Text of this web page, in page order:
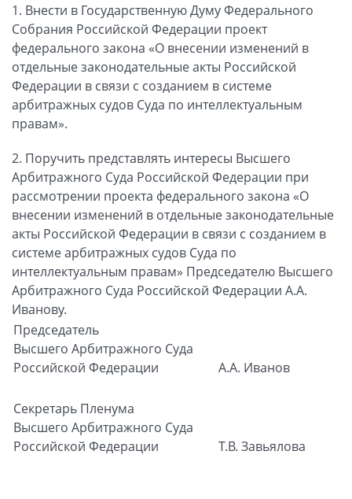
1. Внести в Государственную Думу Федерального
Собрания Российской Федерации проект
федерального закона «О внесении изменений в
отдельные законодательные акты Российской
Федерации в связи с созданием в системе
арбитражных судов Суда по интеллектуальным
правам».
2. Поручить представлять интересы Высшего
Арбитражного Суда Российской Федерации при
рассмотрении проекта федерального закона «О
внесении изменений в отдельные законодательные
акты Российской Федерации в связи с созданием в
системе арбитражных судов Суда по
интеллектуальным правам» Председателю Высшего
Арбитражного Суда Российской Федерации А.А.
Иванову.
Председатель
Высшего Арбитражного Суда
Российской Федерации
А.А. Иванов
Секретарь Пленума
Высшего Арбитражного Суда
Российской Федерации
Т.В. Завьялова